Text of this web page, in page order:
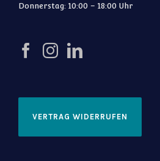
Donnerstag: 10:00 – 18:00 Uhr
VERTRAG WIDERRUFEN